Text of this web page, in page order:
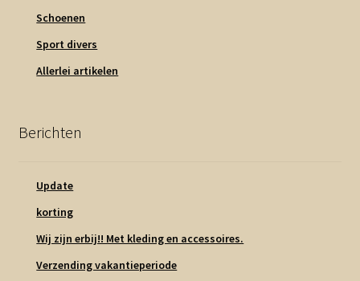
Schoenen
Sport divers
Allerlei artikelen
Berichten
Update
korting
Wij zijn erbij!! Met kleding en accessoires.
Verzending vakantieperiode